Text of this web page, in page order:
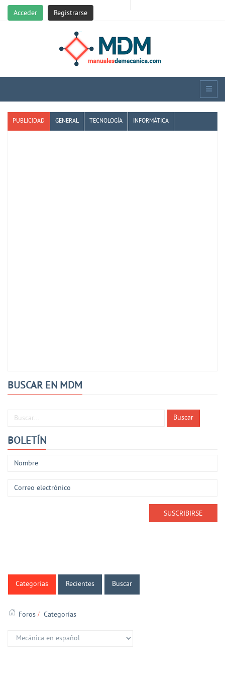
Acceder Registrarse
PUBLICIDAD GENERAL TECNOLOGÍA INFORMÁTICA
BUSCAR EN MDM
Buscar... Buscar
BOLETÍN
Categorías Recientes Buscar
Foros Categorías